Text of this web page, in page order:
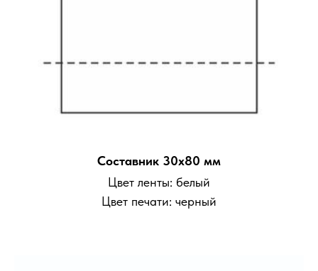
Составник 30х80 мм
Цвет ленты: белый
Цвет печати: черный